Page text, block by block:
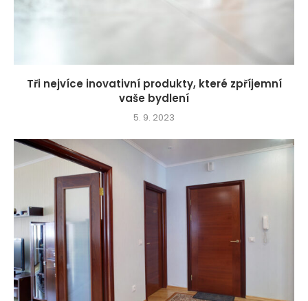
Tři nejvíce inovativní produkty, které zpříjemní
vaše bydlení
5. 9. 2023